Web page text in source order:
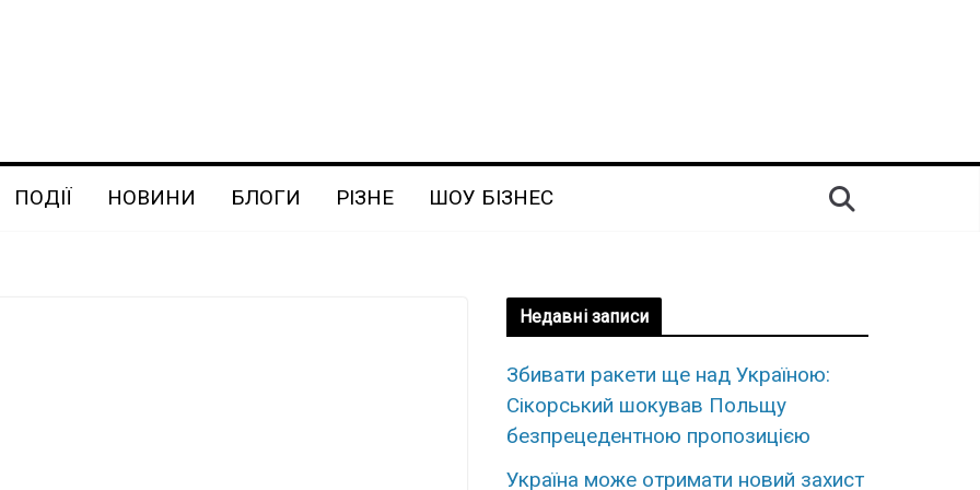
ПОДІЇ НОВИНИ БЛОГИ РІЗНЕ ШОУ БІЗНЕС
Недавні записи
Збивати ракети ще над Україною:
Сікорський шокував Польщу
безпрецедентною пропозицією
Україна може отримати новий захист